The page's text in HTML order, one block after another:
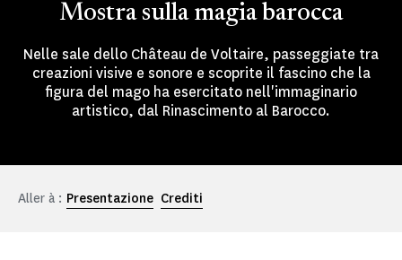
Mostra sulla magia barocca
Nelle sale dello Château de Voltaire, passeggiate tra
creazioni visive e sonore e scoprite il fascino che la
figura del mago ha esercitato nell'immaginario
artistico, dal Rinascimento al Barocco.
Aller à : Presentazione Crediti